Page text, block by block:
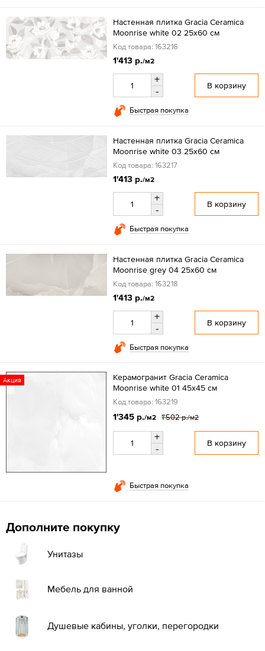
Настенная плитка Gracia Ceramica
Moonrise white 02 25x60 см
Код товара: 163216
1'413 р./м2
+
-
В корзину
Быстрая покупка
Настенная плитка Gracia Ceramica
Moonrise white 03 25x60 см
Код товара: 163217
1'413 р./м2
+
-
В корзину
Быстрая покупка
Настенная плитка Gracia Ceramica
Moonrise grey 04 25x60 см
Код товара: 163218
1'413 р./м2
+
-
В корзину
Быстрая покупка
Акция
Керамогранит Gracia Ceramica
Moonrise white 01 45x45 см
Код товара: 163219
1'345 р./м2 1'502 р./м2
+
-
В корзину
Быстрая покупка
Дополните покупку
Унитазы
Мебель для ванной
Душевые кабины, уголки, перегородки